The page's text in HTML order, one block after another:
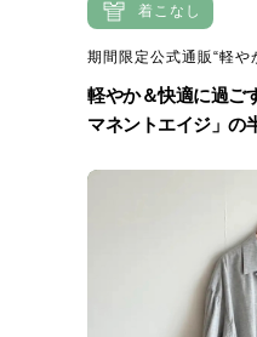
着こなし
期間限定公式通販“軽や
軽やか＆快適に過ご
マネントエイジ」の